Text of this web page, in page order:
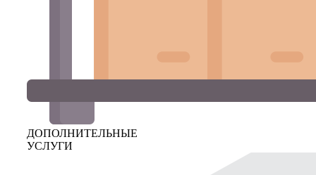
ДОПОЛНИТЕЛЬНЫЕ
УСЛУГИ